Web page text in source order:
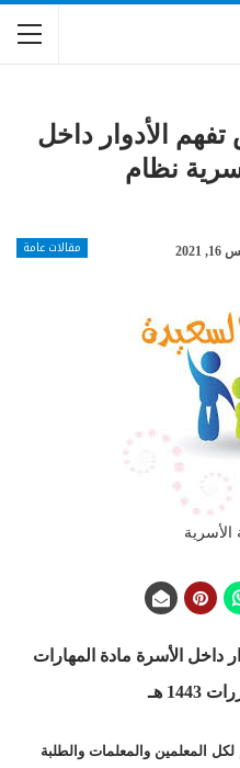
الأدوار داخل
نظام
مقالات عامة
الأسرية
داخل الأسرة مادة المهارات
المعلمين والمعلمات والطلبة